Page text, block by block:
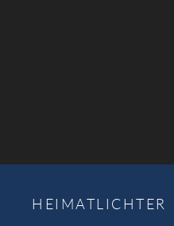
HEIMATLICHTER